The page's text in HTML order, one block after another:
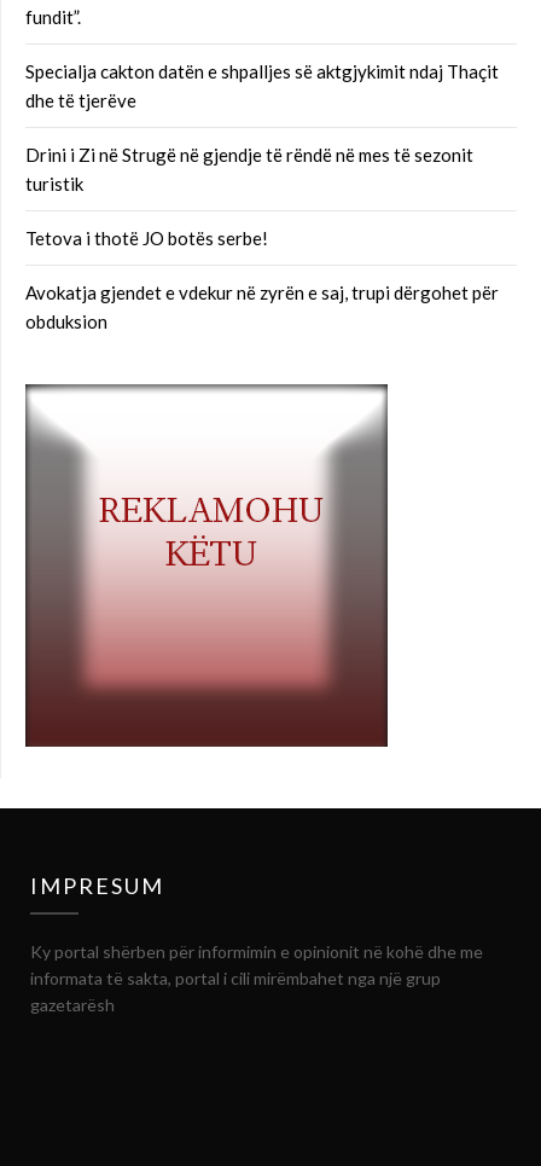
fundit”.
Specialja cakton datën e shpalljes së aktgjykimit ndaj Thaçit
dhe të tjerëve
Drini i Zi në Strugë në gjendje të rëndë në mes të sezonit
turistik
Tetova i thotë JO botës serbe!
Avokatja gjendet e vdekur në zyrën e saj, trupi dërgohet për
obduksion
IMPRESUM
Ky portal shërben për informimin e opinionit në kohë dhe me
informata të sakta, portal i cili mirëmbahet nga një grup
gazetarësh